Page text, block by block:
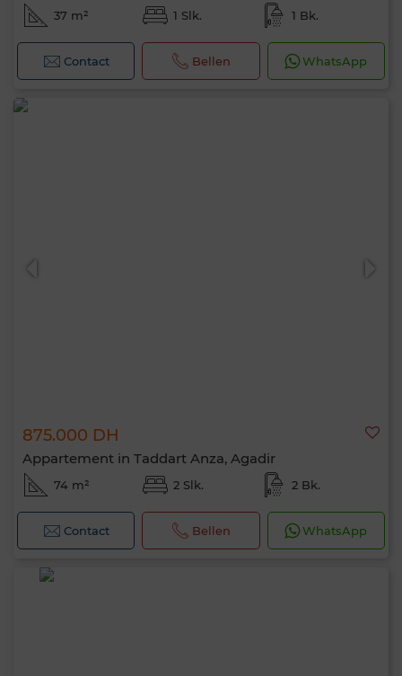
37 m² 1 Slk. 1 Bk.
Contact Bellen WhatsApp
875.000 DH
Appartement in Taddart Anza, Agadir
74 m² 2 Slk. 2 Bk.
Contact Bellen WhatsApp